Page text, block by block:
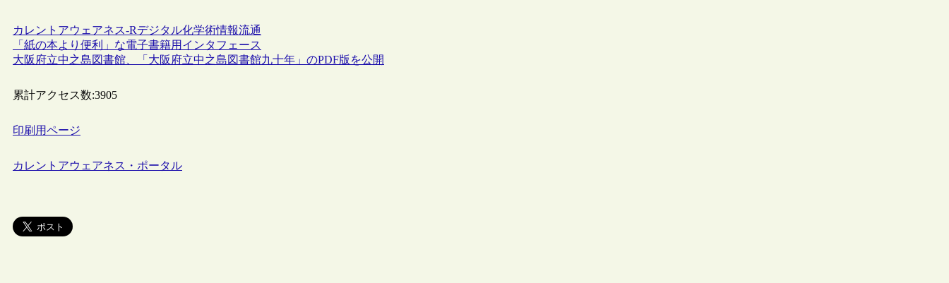
カレントアウェアネス-Rデジタル化学術情報流通
「紙の本より便利」な電子書籍用インタフェース
大阪府立中之島図書館、「大阪府立中之島図書館九十年」のPDF版を公開
累計アクセス数:3905
印刷用ページ
カレントアウェアネス・ポータル